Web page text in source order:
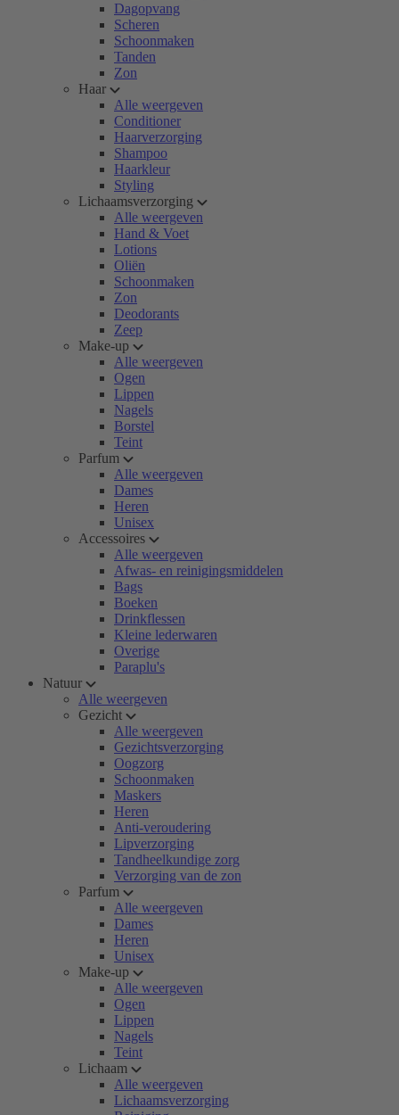
Dagopvang
Scheren
Schoonmaken
Tanden
Zon
Haar
Alle weergeven
Conditioner
Haarverzorging
Shampoo
Haarkleur
Styling
Lichaamsverzorging
Alle weergeven
Hand & Voet
Lotions
Oliën
Schoonmaken
Zon
Deodorants
Zeep
Make-up
Alle weergeven
Ogen
Lippen
Nagels
Borstel
Teint
Parfum
Alle weergeven
Dames
Heren
Unisex
Accessoires
Alle weergeven
Afwas- en reinigingsmiddelen
Bags
Boeken
Drinkflessen
Kleine lederwaren
Overige
Paraplu's
Natuur
Alle weergeven
Gezicht
Alle weergeven
Gezichtsverzorging
Oogzorg
Schoonmaken
Maskers
Heren
Anti-veroudering
Lipverzorging
Tandheelkundige zorg
Verzorging van de zon
Parfum
Alle weergeven
Dames
Heren
Unisex
Make-up
Alle weergeven
Ogen
Lippen
Nagels
Teint
Lichaam
Alle weergeven
Lichaamsverzorging